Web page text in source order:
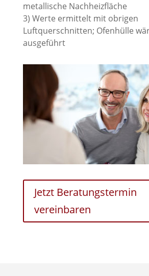
metallische Nachheizfläche
3) Werte ermittelt mit obrigen
Luftquerschnitten; Ofenhülle
ausgeführt
Jetzt Beratungstermin
vereinbaren